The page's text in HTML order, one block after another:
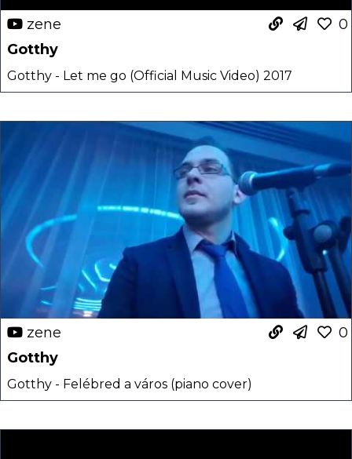
zene
0
Gotthy
Gotthy - Let me go (Official Music Video) 2017
zene
0
Gotthy
Gotthy - Felébred a város (piano cover)